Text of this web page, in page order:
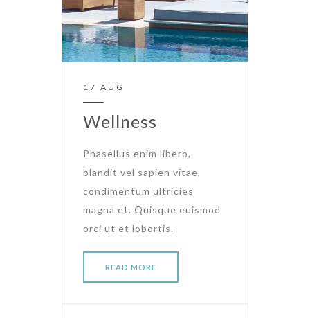
17 AUG
Wellness
Phasellus enim libero,
blandit vel sapien vitae,
condimentum ultricies
magna et. Quisque euismod
orci ut et lobortis.
READ MORE